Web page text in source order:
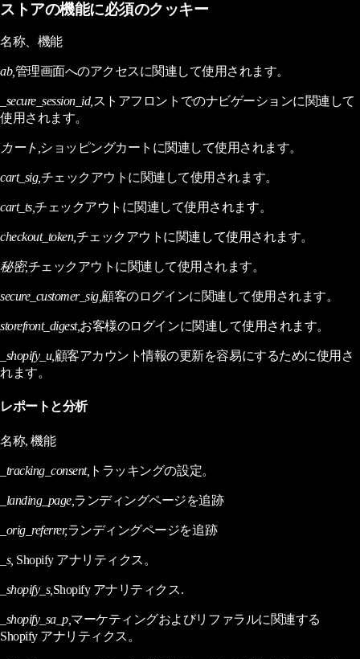
ストアの機能に必須のクッキー
名称、機能
ab,管理画面へのアクセスに関連して使用されます。
_secure_session_id, ストアフロントでのナビゲーションに関連して
使用されます。
カート, ショッピングカートに関連して使用されます。
cart_sig,チェックアウトに関連して使用されます。
cart_ts,チェックアウトに関連して使用されます。
checkout_token,チェックアウトに関連して使用されます。
秘密,チェックアウトに関連して使用されます。
secure_customer_sig, 顧客のログインに関連して使用されます。
storefront_digest,お客様のログインに関連して使用されます。
_shopify_u, 顧客アカウント情報の更新を容易にするために使用さ
れます。
レポートと分析
名称, 機能
_tracking_consent, トラッキングの設定。
_landing_page, ランディングページを追跡
_orig_referrer,ランディングページを追跡
_s, Shopify アナリティクス。
_shopify_s, Shopify アナリティクス.
_shopify_sa_p, マーケティングおよびリファラルに関連する
Shopify アナリティクス。